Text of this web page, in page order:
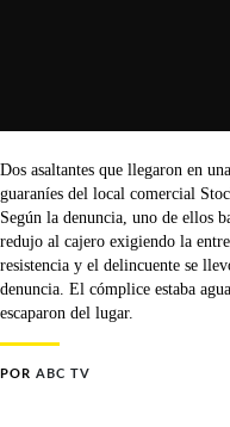
Dos asaltantes que llegaron en
guaraníes del local comercial
Según la denuncia, uno de ellos
redujo al cajero exigiendo la
resistencia y el delincuente se
denuncia. El cómplice estaba
escaparon del lugar.
POR ABC TV